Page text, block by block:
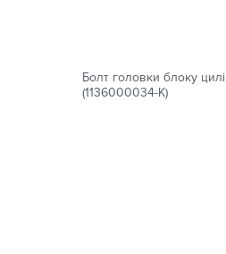
Болт головки блоку
(1136000034-K)